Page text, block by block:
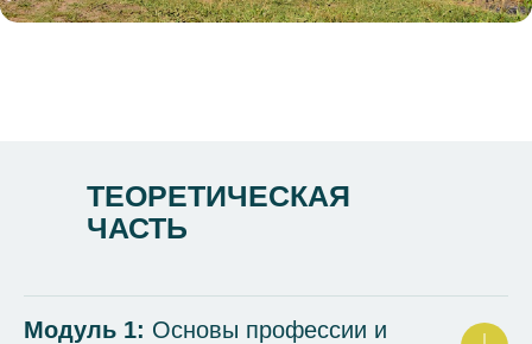
ТЕОРЕТИЧЕСКАЯ
ЧАСТЬ
Модуль 1: Основы профессии и